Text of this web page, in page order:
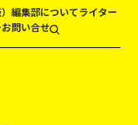
編集部についてライター
お問い合せ